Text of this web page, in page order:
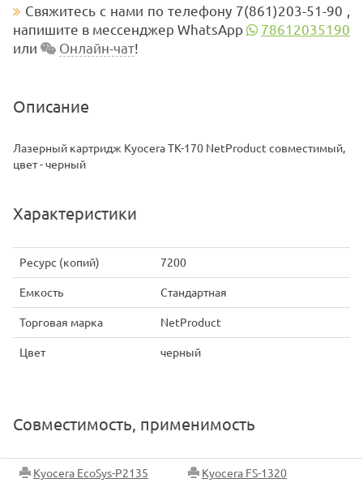
Свяжитесь с нами по телефону 7(861)203-51-90 ,
напишите в мессенджер WhatsApp
78612035190
или
Онлайн-чат!
Описание
Лазерный картридж Kyocera TK-170 NetProduct совместимый,
цвет - черный
Характеристики
Ресурс (копий) 7200
Емкость Стандартная
Торговая марка NetProduct
Цвет черный
Совместимость, применимость
Kyocera EcoSys-P2135 Kyocera FS-1320